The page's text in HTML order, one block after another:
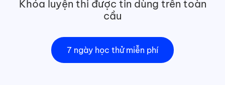
Khóa luyện thi được tin dùng trên toàn
cầu
7 ngày học thử miễn phí